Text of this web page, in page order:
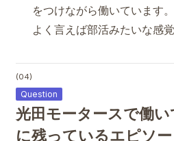
をつけながら働いています。
よく言えば部活みたいな感
(04)
光田モータースで働
に残っているエピソ